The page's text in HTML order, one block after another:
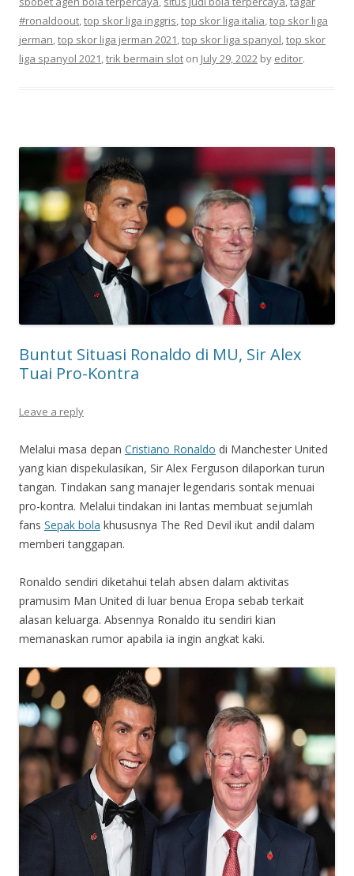
#ronaldoout,top skor liga inggris,top skor liga italia,top skor liga
jerman,top skor liga jerman 2021,top skor liga spanyol,top skor
liga spanyol 2021,trik bermain slot on July 29, 2022 by editor.
Buntut Situasi Ronaldo di MU, Sir Alex
Tuai Pro-Kontra
Leave a reply
Melalui masa depan Cristiano Ronaldo di Manchester United
yang kian dispekulasikan, Sir Alex Ferguson dilaporkan turun
tangan. Tindakan sang manajer legendaris sontak menuai
pro-kontra. Melalui tindakan ini lantas membuat sejumlah
fans Sepak bola khususnya The Red Devil ikut andil dalam
memberi tanggapan.
Ronaldo sendiri diketahui telah absen dalam aktivitas
pramusim Man United di luar benua Eropa sebab terkait
alasan keluarga. Absennya Ronaldo itu sendiri kian
memanaskan rumor apabila ia ingin angkat kaki.